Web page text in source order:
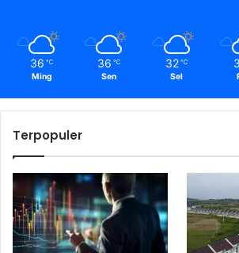
36 ℃
Ming
36 ℃
Sen
32 ℃
Sel
Terpopuler